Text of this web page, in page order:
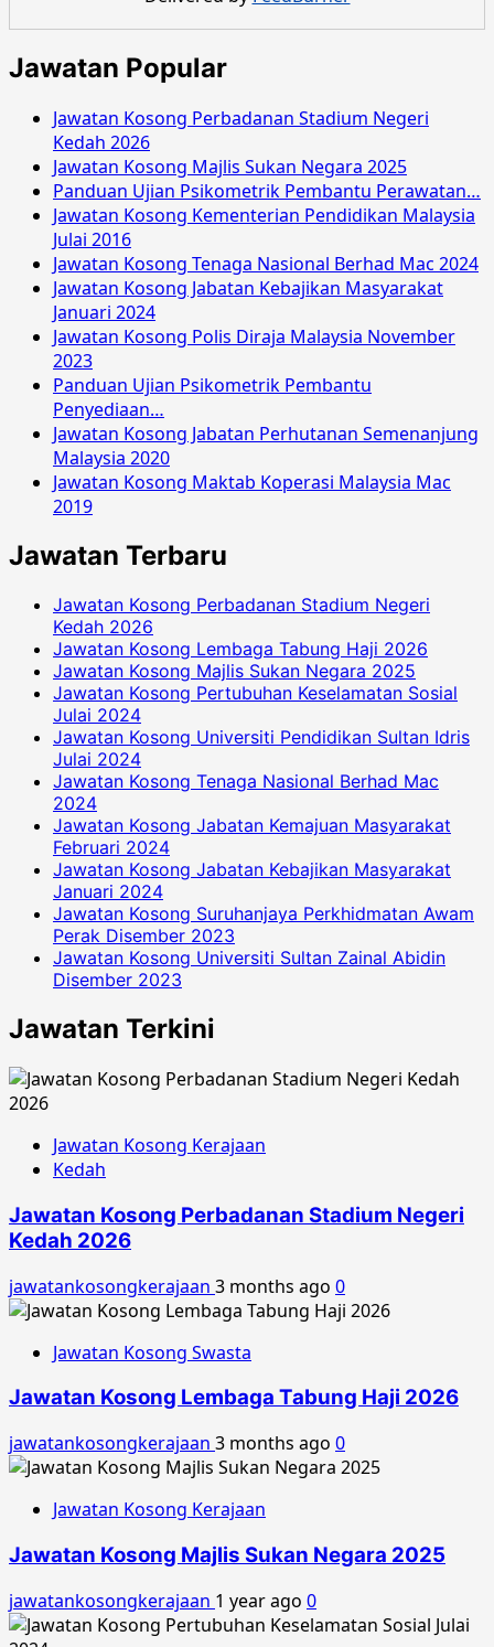
Negara
Disember
2016
Jawatan Popular
Jawatan Kosong Perbadanan Stadium Negeri
Kedah 2026
Jawatan Kosong Majlis Sukan Negara 2025
Panduan Ujian Psikometrik Pembantu Perawatan…
Jawatan Kosong Kementerian Pendidikan Malaysia
Julai 2016
Jawatan Kosong Tenaga Nasional Berhad Mac 2024
Jawatan Kosong Jabatan Kebajikan Masyarakat
Januari 2024
Jawatan Kosong Polis Diraja Malaysia November
2023
Panduan Ujian Psikometrik Pembantu
Penyediaan…
Jawatan Kosong Jabatan Perhutanan Semenanjung
Malaysia 2020
Jawatan Kosong Maktab Koperasi Malaysia Mac
2019
Jawatan Terbaru
Jawatan Kosong Perbadanan Stadium Negeri
Kedah 2026
Jawatan Kosong Lembaga Tabung Haji 2026
Jawatan Kosong Majlis Sukan Negara 2025
Jawatan Kosong Pertubuhan Keselamatan Sosial
Julai 2024
Jawatan Kosong Universiti Pendidikan Sultan Idris
Julai 2024
Jawatan Kosong Tenaga Nasional Berhad Mac
2024
Jawatan Kosong Jabatan Kemajuan Masyarakat
Februari 2024
Jawatan Kosong Jabatan Kebajikan Masyarakat
Januari 2024
Jawatan Kosong Suruhanjaya Perkhidmatan Awam
Perak Disember 2023
Jawatan Kosong Universiti Sultan Zainal Abidin
Disember 2023
Jawatan Terkini
Jawatan Kosong Kerajaan
Kedah
Jawatan Kosong Perbadanan Stadium Negeri
Kedah 2026
jawatankosongkerajaan 3 months ago 0
Jawatan Kosong Swasta
Jawatan Kosong Lembaga Tabung Haji 2026
jawatankosongkerajaan 3 months ago 0
Jawatan Kosong Kerajaan
Jawatan Kosong Majlis Sukan Negara 2025
jawatankosongkerajaan 1 year ago 0